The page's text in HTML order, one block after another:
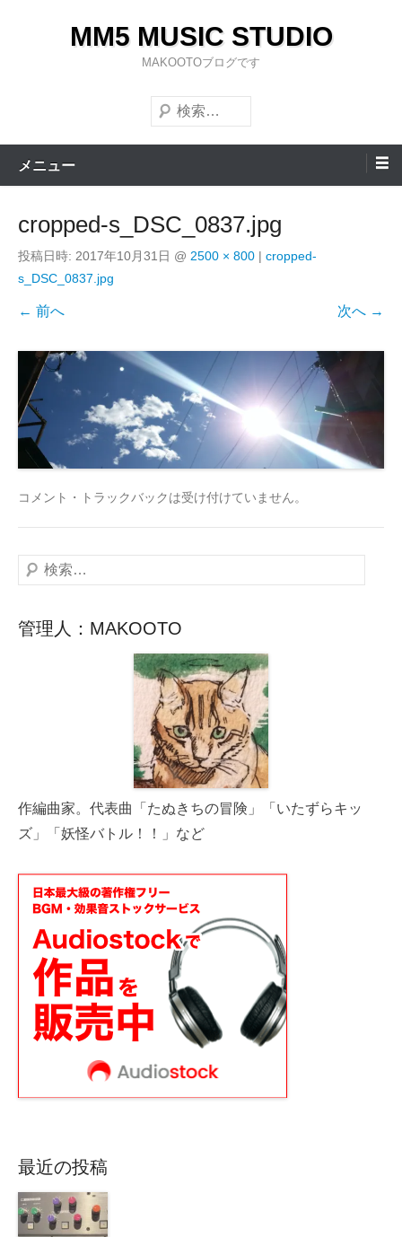
キ
MM5 MUSIC STUDIO
MAKOOTOブログです
検
索
メニュー
cropped-s_DSC_0837.jpg
投稿日時: 2017年10月31日 @ 2500 × 800 | cropped-
s_DSC_0837.jpg
← 前へ 次へ →
コメント・トラックバックは受け付けていません。
検
管理人：MAKOOTO
作編曲家。代表曲「たぬきちの冒険」「いたずらキッ
ズ」「妖怪バトル！！」など
最近の投稿